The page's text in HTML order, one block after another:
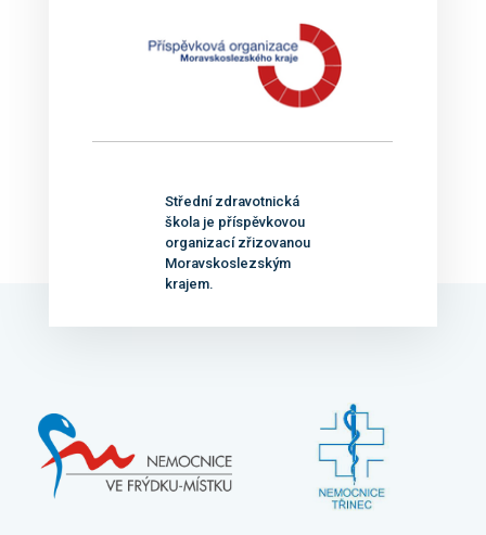
Střední zdravotnická
škola je příspěvkovou
organizací zřizovanou
Moravskoslezským
krajem.